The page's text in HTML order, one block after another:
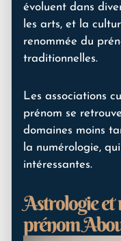
évoluent dans
les arts, et la
renommée du
traditionnelles.
Les associations
prénom se
domaines moins
la numérologie,
intéressantes.
Astrologie et
prénom